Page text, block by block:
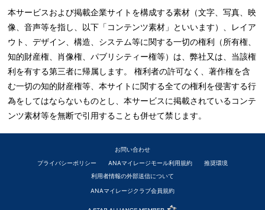
本サービスおよび掲載企業サイトを構成する素材（文字、写真、映
像、音声等を指し、以下「コンテンツ素材」といいます）、レイア
ウト、デザイン、構造、システム等に関する一切の権利（所有権、
知的財産権、肖像権、パブリシティー権等）は、弊社又は、当該権
利を有する第三者に帰属します。 権利者の許可なく、著作権を含
む一切の知的財産権等、本サイトに関する全ての権利を侵害する行
為をしてはならないものとし、本サービスに掲載されているコンテ
ンツ素材等を無断で引用することも併せて禁じます。
お問い合わせ
プライバシーポリシー
ANAマイレージモール利用規約
推奨環境
利用者情報の外部送信について
ANAマイレージクラブ会員規約